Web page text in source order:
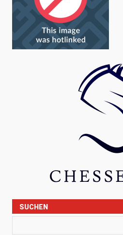
SUCHEN